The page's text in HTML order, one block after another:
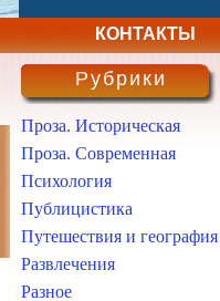
КОНТАКТЫ
Рубрики
Проза. Историческая
Проза. Современная
Психология
Публицистика
Путешествия и география
Развлечения
Разное